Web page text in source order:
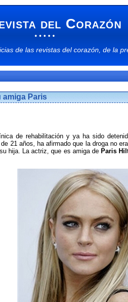
del Corazón
• • • • •
de las revistas del corazón, de la
amiga Paris
de rehabilitación y ya ha sido
de 21 años, ha afirmado que la droga no
hija. La actriz, que es amiga de Paris